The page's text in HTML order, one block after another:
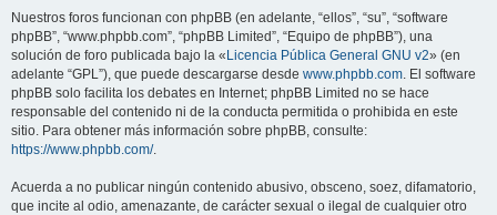
Nuestros foros funcionan con phpBB (en adelante, “ellos”, “su”, “software
phpBB”, “www.phpbb.com”, “phpBB Limited”, “Equipo de phpBB”), una
solución de foro publicada bajo la « Licencia Pública General GNU v2» (en
adelante “GPL”), que puede descargarse desde www.phpbb.com. El software
phpBB solo facilita los debates en Internet; phpBB Limited no se hace
responsable del contenido ni de la conducta permitida o prohibida en este
sitio. Para obtener más información sobre phpBB, consulte:
https://www.phpbb.com/.
Acuerda a no publicar ningún contenido abusivo, obsceno, soez, difamatorio,
que incite al odio, amenazante, de carácter sexual o ilegal de cualquier otro